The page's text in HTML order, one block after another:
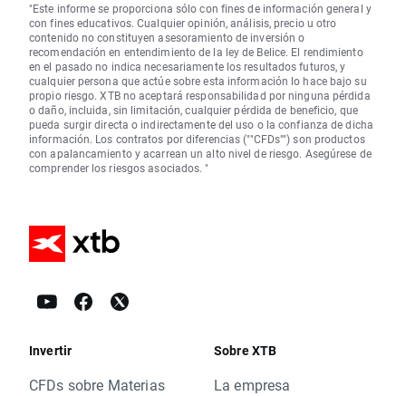
"Este informe se proporciona sólo con fines de información general y
con fines educativos. Cualquier opinión, análisis, precio u otro
contenido no constituyen asesoramiento de inversión o
recomendación en entendimiento de la ley de Belice. El rendimiento
en el pasado no indica necesariamente los resultados futuros, y
cualquier persona que actúe sobre esta información lo hace bajo su
propio riesgo. XTB no aceptará responsabilidad por ninguna pérdida
o daño, incluida, sin limitación, cualquier pérdida de beneficio, que
pueda surgir directa o indirectamente del uso o la confianza de dicha
información. Los contratos por diferencias (""CFDs"") son productos
con apalancamiento y acarrean un alto nivel de riesgo. Asegúrese de
comprender los riesgos asociados. "
Invertir
CFDs sobre Materias
Sobre XTB
La empresa